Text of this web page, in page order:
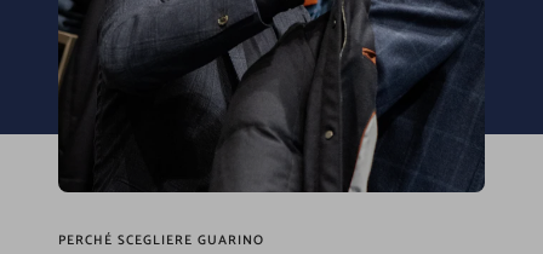
PERCHÉ SCEGLIERE GUARINO